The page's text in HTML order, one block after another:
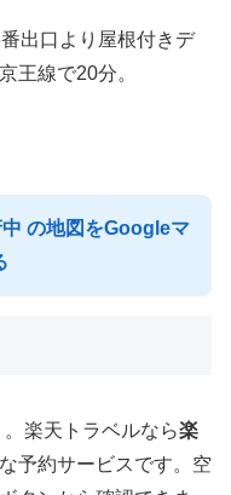
出口より屋根付きデ
王線で20分。
の地図をGoogleマ
。楽天トラベルなら楽
予約サービスです。空